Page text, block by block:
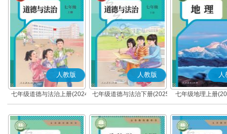
人教版
七年级道德与法治上册(2024
秋版)(部编版)
人教版
七年级道德与法治下册(2025
春版)(部编版)
人
七年级地理上册